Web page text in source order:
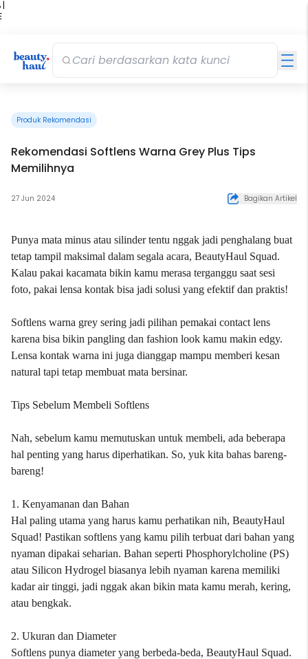
|
Produk Rekomendasi
Rekomendasi Softlens Warna Grey Plus Tips
Memilihnya
27 Jun 2024 Bagikan Artikel
Punya mata minus atau silinder tentu nggak jadi penghalang buat
tetap tampil maksimal dalam segala acara, BeautyHaul Squad.
Kalau pakai kacamata bikin kamu merasa terganggu saat sesi
foto, pakai lensa kontak bisa jadi solusi yang efektif dan praktis!
Softlens warna grey sering jadi pilihan pemakai contact lens
karena bisa bikin pangling dan fashion look kamu makin edgy.
Lensa kontak warna ini juga dianggap mampu memberi kesan
natural tapi tetap membuat mata bersinar.
Tips Sebelum Membeli Softlens
Nah, sebelum kamu memutuskan untuk membeli, ada beberapa
hal penting yang harus diperhatikan. So, yuk kita bahas bareng-
bareng!
1. Kenyamanan dan Bahan
Hal paling utama yang harus kamu perhatikan nih, BeautyHaul
Squad! Pastikan softlens yang kamu pilih terbuat dari bahan yang
nyaman dipakai seharian. Bahan seperti Phosphorylcholine (PS)
atau Silicon Hydrogel biasanya lebih nyaman karena memiliki
kadar air tinggi, jadi nggak akan bikin mata kamu merah, kering,
atau bengkak.
2. Ukuran dan Diameter
Softlens punya diameter yang berbeda-beda, BeautyHaul Squad.